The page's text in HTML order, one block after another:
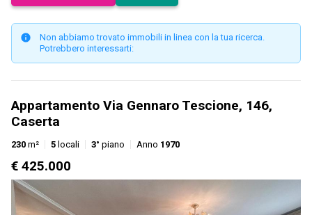
Non abbiamo trovato immobili in linea con la tua ricerca.
Potrebbero interessarti:
Appartamento Via Gennaro Tescione, 146,
Caserta
230 m² 5 locali 3° piano Anno 1970
€ 425.000